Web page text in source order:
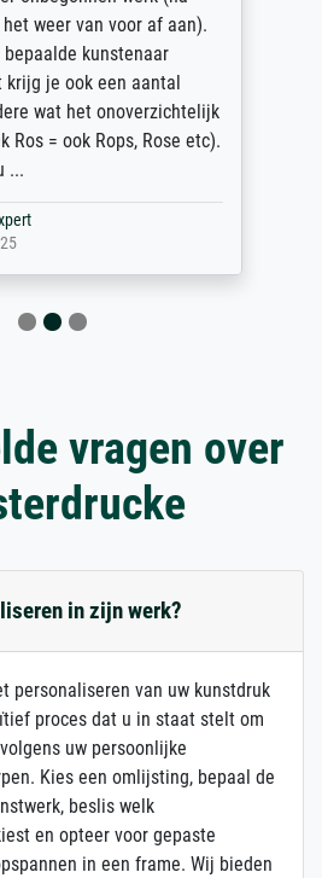
weer van voor af aan).
kunstenaar
krijg je ook een aantal
wat het onoverzichtelijk
Ros = ook Rops, Rose etc).
...
vragen over
in zijn werk?
personaliseren van uw kunstdruk
proces dat u in staat stelt om
uw persoonlijke
Kies een omlijsting, bepaal de
beslis welk
en opteer voor gepaste
in een frame. Wij bieden